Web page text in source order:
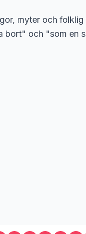
myter och
bort" och "som en